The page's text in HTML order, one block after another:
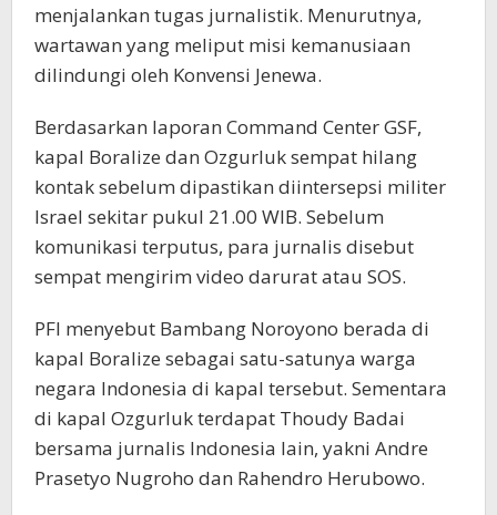
menjalankan tugas jurnalistik. Menurutnya,
wartawan yang meliput misi kemanusiaan
dilindungi oleh Konvensi Jenewa.
Berdasarkan laporan Command Center GSF,
kapal Boralize dan Ozgurluk sempat hilang
kontak sebelum dipastikan diintersepsi militer
Israel sekitar pukul 21.00 WIB. Sebelum
komunikasi terputus, para jurnalis disebut
sempat mengirim video darurat atau SOS.
PFI menyebut Bambang Noroyono berada di
kapal Boralize sebagai satu-satunya warga
negara Indonesia di kapal tersebut. Sementara
di kapal Ozgurluk terdapat Thoudy Badai
bersama jurnalis Indonesia lain, yakni Andre
Prasetyo Nugroho dan Rahendro Herubowo.